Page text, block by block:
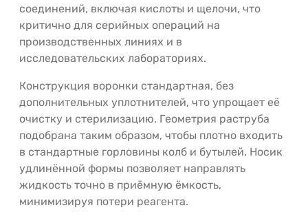
соединений, включая кислоты и щелочи, что
критично для серийных операций на
производственных линиях и в
исследовательских лабораториях.
Конструкция воронки стандартная, без
дополнительных уплотнителей, что упрощает её
очистку и стерилизацию. Геометрия раструба
подобрана таким образом, чтобы плотно входить
в стандартные горловины колб и бутылей. Носик
удлинённой формы позволяет направлять
жидкость точно в приёмную ёмкость,
минимизируя потери реагента.